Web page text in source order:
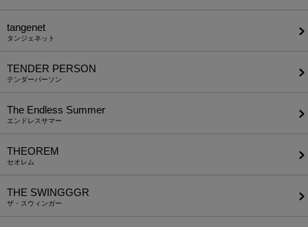
tangenet
タンジェネット
TENDER PERSON
テンダーパーソン
The Endless Summer
エンドレスサマー
THEOREM
セオレム
THE SWINGGGR
ザ・スウィンガー